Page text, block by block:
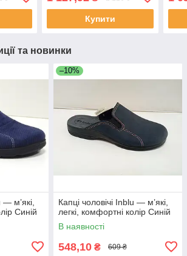
Купити
та новинки
— м’які,
Синій
–10%
Капці чоловічі Inblu — м’які,
легкі, комфортні колір Синій
В наявності
548,10 ₴ 609 ₴